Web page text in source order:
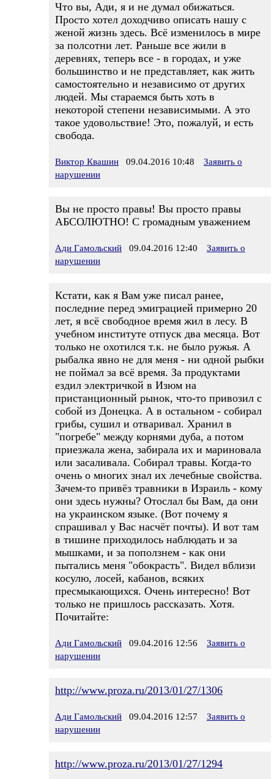
Что вы, Ади, я и не думал обижаться.
Просто хотел доходчиво описать нашу с
женой жизнь здесь. Всё изменилось в мире
за полсотни лет. Раньше все жили в
деревнях, теперь все - в городах, и уже
большинство и не представляет, как жить
самостоятельно и независимо от других
людей. Мы стараемся быть хоть в
некоторой степени независимыми. А это
такое удовольствие! Это, пожалуй, и есть
свобода.
Виктор Квашин 09.04.2016 10:48
Заявить о
нарушении
Вы не просто правы! Вы просто правы
АБСОЛЮТНО! С громадным уважением
Ади Гамольский 09.04.2016 12:40
Заявить о
нарушении
Кстати, как я Вам уже писал ранее,
последние перед эмиграцией примерно 20
лет, я всё свободное время жил в лесу. В
учебном институте отпуск два месяца. Вот
только не охотился т.к. не было ружья. А
рыбалка явно не для меня - ни одной рыбки
не поймал за всё время. За продуктами
ездил электричкой в Изюм на
пристанционный рынок, что-то привозил с
собой из Донецка. А в остальном - собирал
грибы, сушил и отваривал. Хранил в
"погребе" между корнями дуба, а потом
приезжала жена, забирала их и мариновала
или засаливала. Собирал травы. Когда-то
очень о многих знал их лечебные свойства.
Зачем-то привёз травники в Израиль - кому
они здесь нужны? Отослал бы Вам, да они
на украинском языке. (Вот почему я
спрашивал у Вас насчёт почты). И вот там
в тишине приходилось наблюдать и за
мышками, и за поползнем - как они
пытались меня "обокрасть". Видел вблизи
косулю, лосей, кабанов, всяких
пресмыкающихся. Очень интересно! Вот
только не пришлось рассказать. Хотя.
Почитайте:
Ади Гамольский 09.04.2016 12:56
Заявить о
нарушении
http://www.proza.ru/2013/01/27/1306
Ади Гамольский 09.04.2016 12:57
Заявить о
нарушении
http://www.proza.ru/2013/01/27/1294